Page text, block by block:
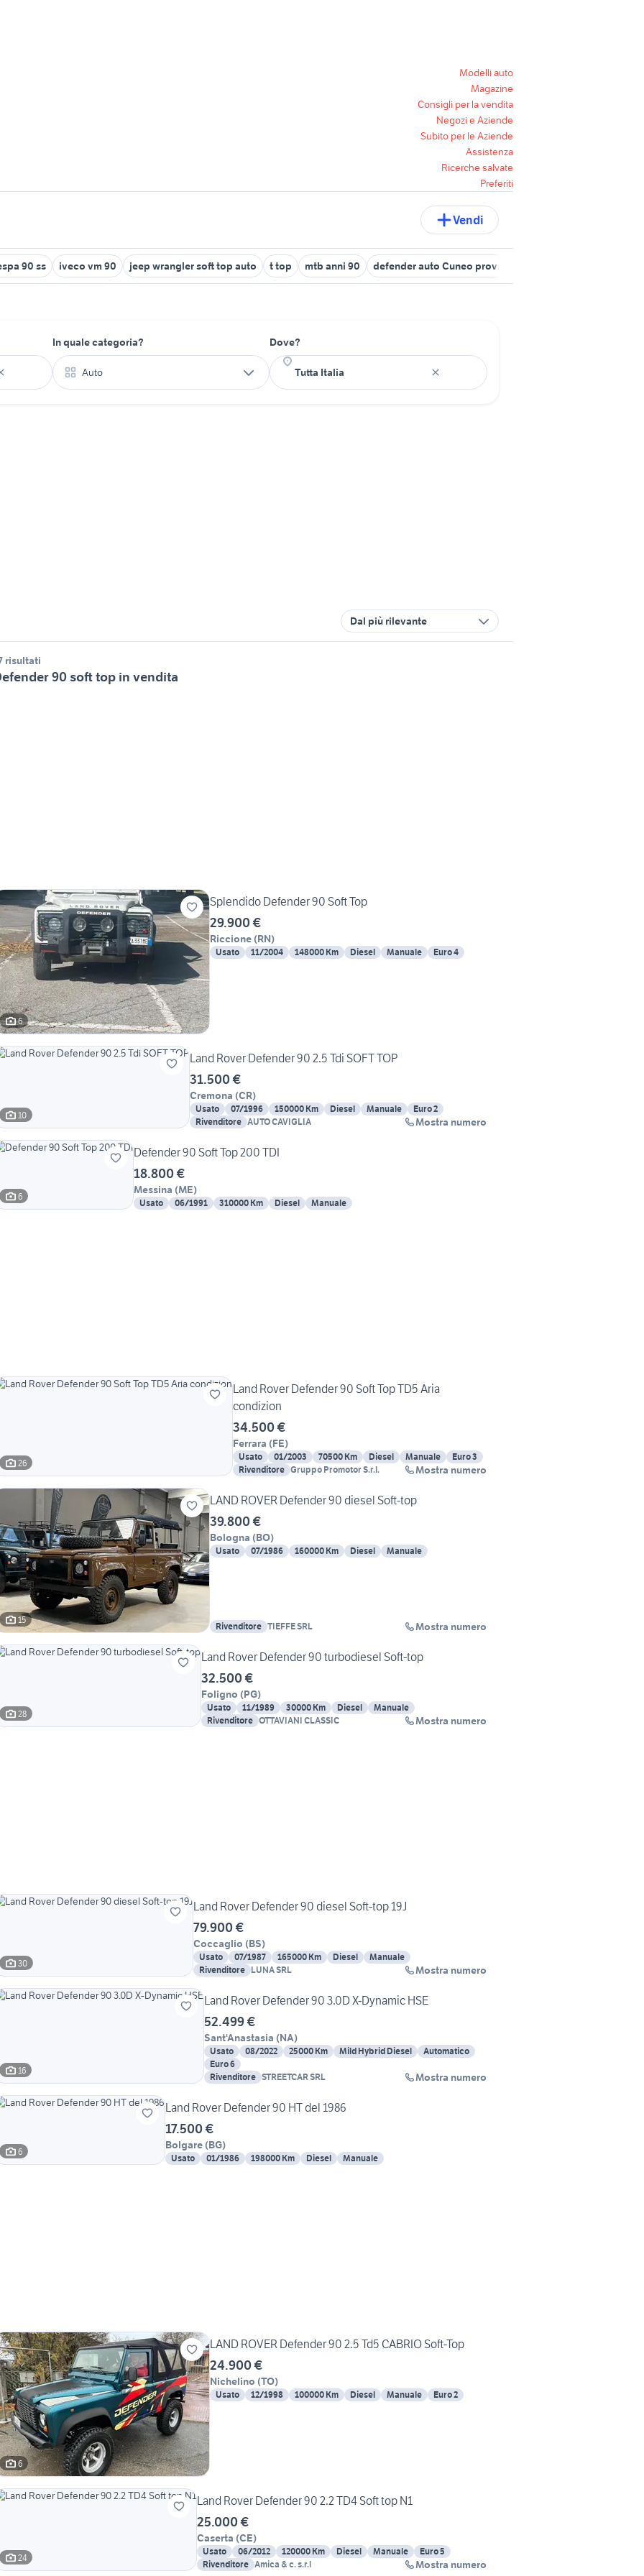
Modelli auto
Magazine
Consigli per la vendita
Negozi e Aziende
Subito per le Aziende
Assistenza
Ricerche salvate
Preferiti
Vendi
90 ss iveco vm 90 jeep wrangler soft top auto t top mtb anni 90 defender auto Cuneo provincia
In quale categoria?
Auto
Dove?
Dal più rilevante
risultati
90 soft top in vendita
6
Splendido Defender 90 Soft Top
29.900 €
Riccione (RN)
Usato 11/2004 148000 Km Diesel Manuale Euro 4
10
Land Rover Defender 90 2.5 Tdi SOFT TOP
31.500 €
Cremona (CR)
Usato 07/1996 150000 Km Diesel Manuale
Euro 2
Rivenditore AUTO CAVIGLIA Mostra numero
6
Defender 90 Soft Top 200 TDI
18.800 €
Messina (ME)
Usato 06/1991 310000 Km Diesel Manuale
26
Land Rover Defender 90 Soft Top TD5 Aria
condizion
34.500 €
Ferrara (FE)
Usato 01/2003 70500 Km Diesel Manuale
Euro 3
Rivenditore Gruppo Promotor S.r.l. Mostra numero
15
LAND ROVER Defender 90 diesel Soft-top
39.800 €
Bologna (BO)
Usato 07/1986 160000 Km Diesel Manuale
Rivenditore TIEFFE SRL Mostra numero
28
Land Rover Defender 90 turbodiesel Soft-top
32.500 €
Foligno (PG)
Usato 11/1989 30000 Km Diesel
Manuale
Rivenditore OTTAVIANI CLASSIC Mostra numero
30
Land Rover Defender 90 diesel Soft-top 19J
79.900 €
Coccaglio (BS)
Usato 07/1987 165000 Km Diesel
Manuale
Rivenditore LUNA SRL Mostra numero
16
Land Rover Defender 90 3.0D X-Dynamic HSE
52.499 €
Sant'Anastasia (NA)
Usato 08/2022 25000 Km Mild Hybrid Diesel
Automatico
Euro 6
Rivenditore STREETCAR SRL Mostra numero
6
Land Rover Defender 90 HT del 1986
17.500 €
Bolgare (BG)
Usato 01/1986 198000 Km Diesel Manuale
6
LAND ROVER Defender 90 2.5 Td5 CABRIO Soft-Top
24.900 €
Nichelino (TO)
Usato 12/1998 100000 Km Diesel Manuale Euro 2
24
Land Rover Defender 90 2.2 TD4 Soft top N1
25.000 €
Caserta (CE)
Usato 06/2012 120000 Km Diesel Manuale
Euro 5
Rivenditore Amica & c. s.r.l Mostra numero